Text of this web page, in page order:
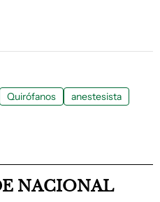
Quirófanos anestesista
NACIONAL